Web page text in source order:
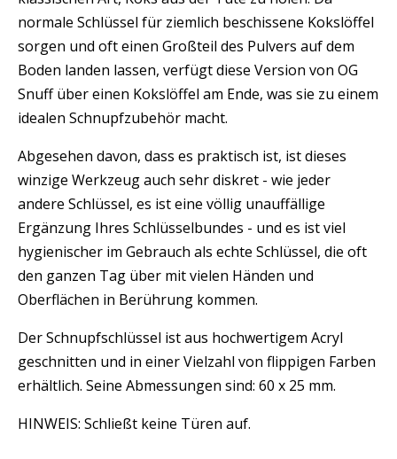
normale Schlüssel für ziemlich beschissene Kokslöffel
sorgen und oft einen Großteil des Pulvers auf dem
Boden landen lassen, verfügt diese Version von OG
Snuff über einen Kokslöffel am Ende, was sie zu einem
idealen Schnupfzubehör macht.
Abgesehen davon, dass es praktisch ist, ist dieses
winzige Werkzeug auch sehr diskret - wie jeder
andere Schlüssel, es ist eine völlig unauffällige
Ergänzung Ihres Schlüsselbundes - und es ist viel
hygienischer im Gebrauch als echte Schlüssel, die oft
den ganzen Tag über mit vielen Händen und
Oberflächen in Berührung kommen.
Der Schnupfschlüssel ist aus hochwertigem Acryl
geschnitten und in einer Vielzahl von flippigen Farben
erhältlich. Seine Abmessungen sind: 60 x 25 mm.
HINWEIS: Schließt keine Türen auf.